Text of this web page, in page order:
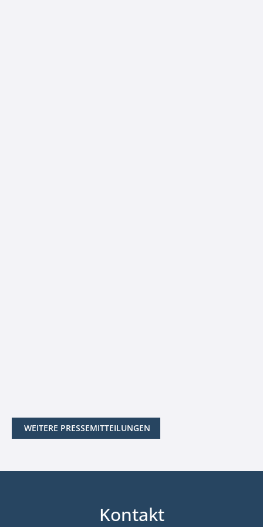
WEITERE PRESSEMITTEILUNGEN
Kontakt